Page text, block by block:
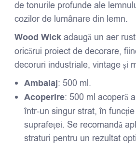
de tonurile profunde ale
cozilor de lumânare din lemn.
Wood Wick adaugă un aer
oricărui proiect de decorare,
decoruri industriale, vintage și
Ambalaj: 500 ml.
Acoperire: 500 ml acoperă
într-un singur strat, în
suprafeței. Se recomandă
straturi pentru un rezultat